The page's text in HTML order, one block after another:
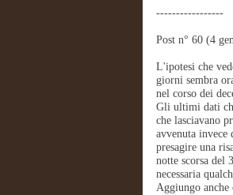
-----------------
Post n° 60 (4
L'ipotesi che
giorni sembra
nel corso dei
Gli ultimi dati
che lasciavano
avvenuta
presagire una
notte scorsa del
necessaria
Aggiungo